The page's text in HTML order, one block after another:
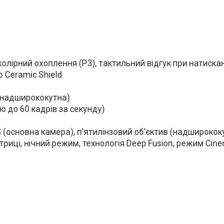
охоплення (P3), тактильний відгук при
Ceramic Shield
до 60 кадрів за секунду)
(основна камера), п'ятилінзовий об'єктив
нічний режим, технологія Deep Fusion, режим